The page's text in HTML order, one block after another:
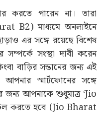
করতে পারেন না। তারা
B2) মাধ্যমে অনলাইনে
এর সঙ্গে রয়েছে বিশেষ
সম্পর্কে সংস্থা দাবী করেন
বাড়ির সন্তানের জন্য এই
স্মার্টফোনের সঙ্গে
জন্য আপনাকে শুধুমাত্র ‘Jio
করতে হবে‌ (Jio Bharat